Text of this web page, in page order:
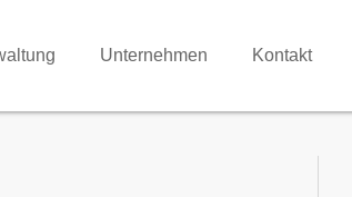
Unternehmen Kontakt